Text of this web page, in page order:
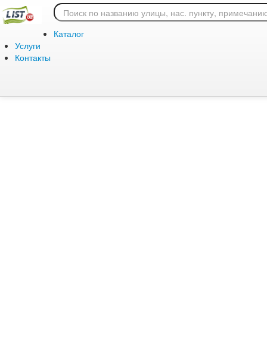
Каталог
Услуги
Контакты
Ошибка 404: страница